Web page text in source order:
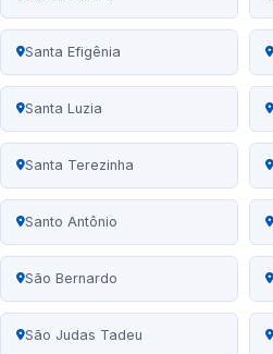
Santa Efigênia
Santa Luzia
Santa Terezinha
Santo Antônio
São Bernardo
São Judas Tadeu